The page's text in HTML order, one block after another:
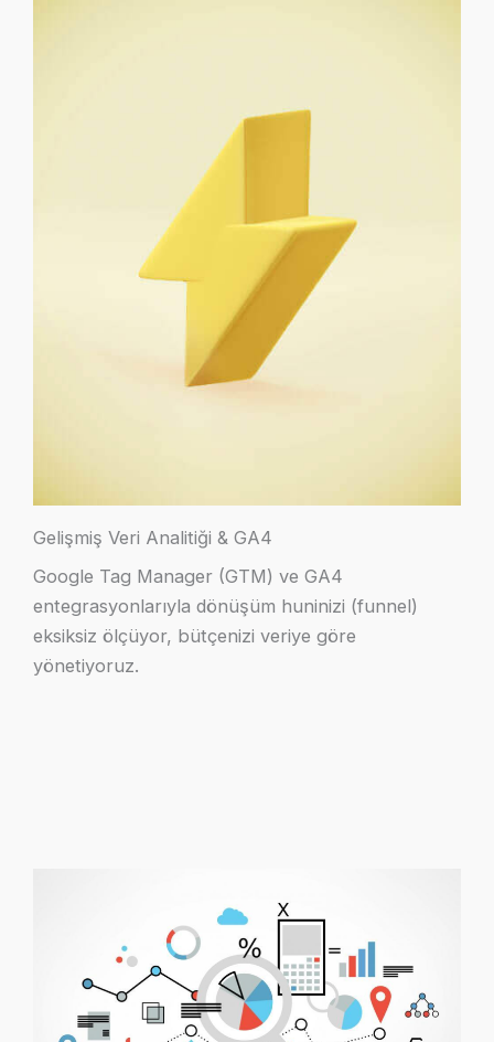
Gelişmiş Veri Analitiği & GA4
Google Tag Manager (GTM) ve GA4
entegrasyonlarıyla dönüşüm huninizi (funnel)
eksiksiz ölçüyor, bütçenizi veriye göre
yönetiyoruz.